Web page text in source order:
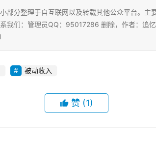
部分整理于自互联网以及转载其他公众平台。主
我们：管理员QQ：95017286 删除，作者：追忆
被动收入
赞 (1)